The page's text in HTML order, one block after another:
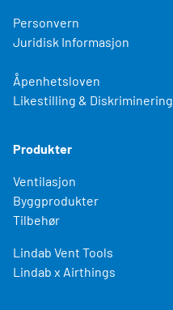
Personvern
Juridisk Informasjon
Åpenhetsloven
Likestilling & Diskriminering
Produkter
Ventilasjon
Byggprodukter
Tilbehør
Lindab Vent Tools
Lindab x Airthings